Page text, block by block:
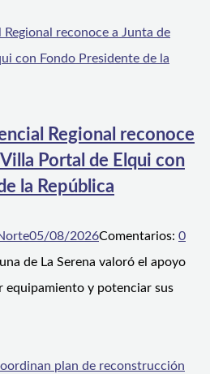
Regional reconoce
Portal de Elqui con
la República
05/08/2026Comentarios: 0
de La Serena valoró el apoyo
equipamiento y potenciar sus